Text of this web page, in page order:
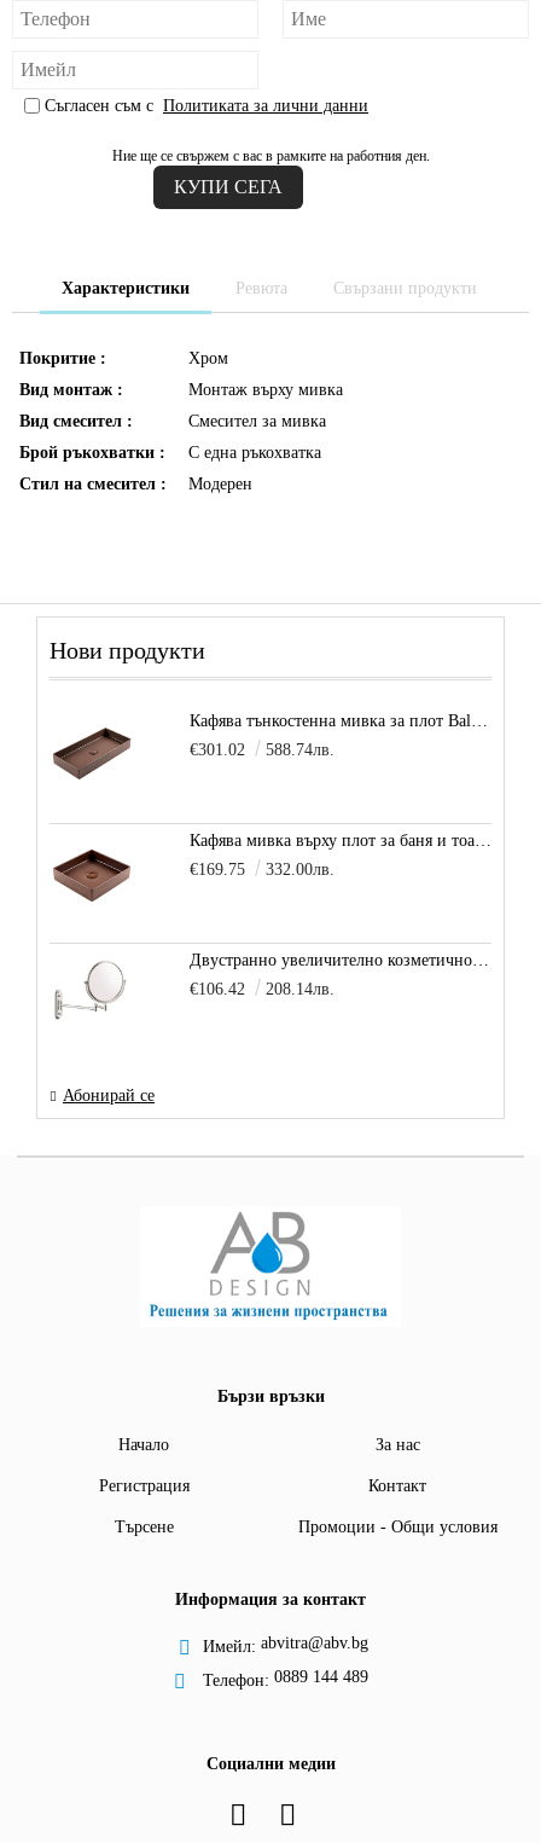
Съгласен съм с Политиката за лични данни
Ние ще се свържем с вас в рамките на работния ден.
Характеристики Ревюта Свързани продукти
Покритие :
Хром
Вид монтаж :
Монтаж върху мивка
Вид смесител :
Смесител за мивка
Брой ръкохватки :
С една ръкохватка
Стил на смесител :
Модерен
Нови продукти
€301.02
588.74лв.
Кафява мивка върху плот за баня и тоалетна Decente, цвят - карамел
€169.75
332.00лв.
Двустранно увеличително козметично огледало за баня Vitra Arkitekt
€106.42
208.14лв.
Абонирай се
Бързи връзки
Начало За нас
Регистрация Контакт
Търсене Промоции - Общи условия
Информация за контакт
Имейл: abvitra@abv.bg
Телефон: 0889 144 489
Социални медии